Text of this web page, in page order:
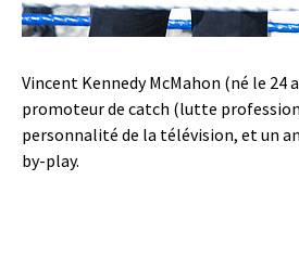
Vincent Kennedy McMahon (né le 24
promoteur de catch (lutte
personnalité de la télévision, et un
by-play.